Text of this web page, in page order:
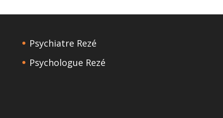
Psychiatre Rezé
Psychologue Rezé